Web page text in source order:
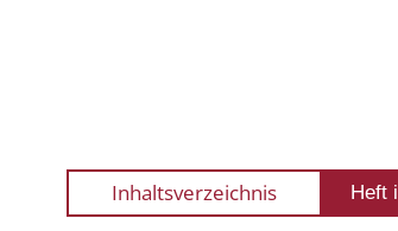
Inhaltsverzeichnis